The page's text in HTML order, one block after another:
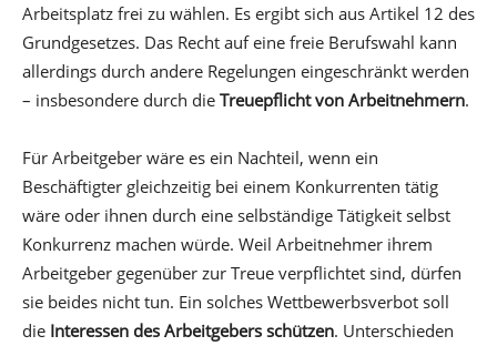
Arbeitsplatz frei zu wählen. Es ergibt sich aus Artikel 12 des
Grundgesetzes. Das Recht auf eine freie Berufswahl kann
allerdings durch andere Regelungen eingeschränkt werden
– insbesondere durch die Treuepflicht von Arbeitnehmern.
Für Arbeitgeber wäre es ein Nachteil, wenn ein
Beschäftigter gleichzeitig bei einem Konkurrenten tätig
wäre oder ihnen durch eine selbständige Tätigkeit selbst
Konkurrenz machen würde. Weil Arbeitnehmer ihrem
Arbeitgeber gegenüber zur Treue verpflichtet sind, dürfen
sie beides nicht tun. Ein solches Wettbewerbsverbot soll
die Interessen des Arbeitgebers schützen. Unterschieden